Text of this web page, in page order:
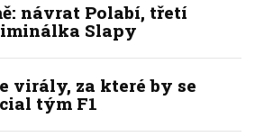
návrat Polabí, třetí
Slapy
virály, za které by se
tým F1